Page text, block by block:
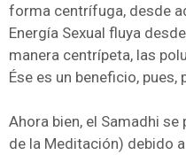
forma centrífuga, desde
Energía Sexual fluya
manera centrípeta, las
Ése es un beneficio, pues,
Ahora bien, el Samadhi
de la Meditación) debido